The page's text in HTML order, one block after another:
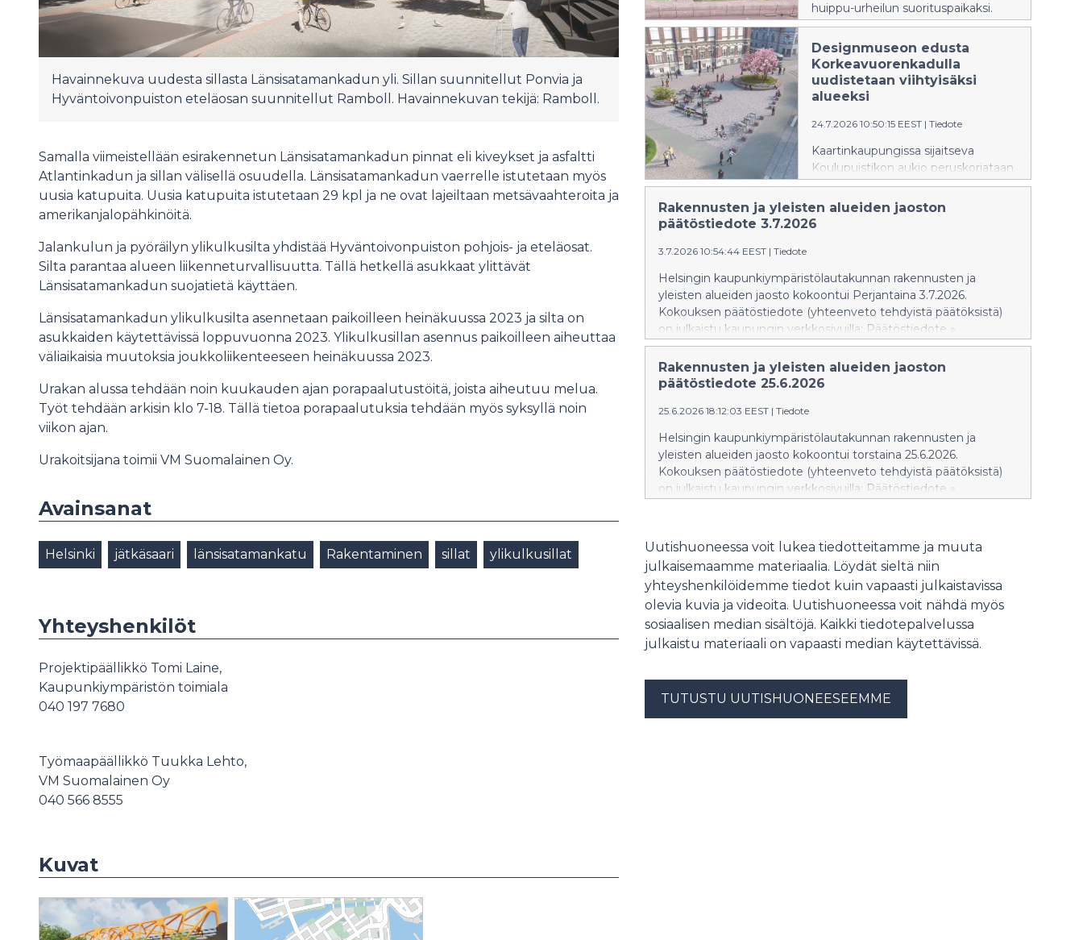
Havainnekuva uudesta sillasta Länsisatamankadun yli. Sillan suunnitellut Ponvia ja
Hyväntoivonpuiston eteläosan suunnitellut Ramboll. Havainnekuvan tekijä: Ramboll.
Samalla viimeistellään esirakennetun Länsisatamankadun pinnat eli kiveykset ja asfaltti
Atlantinkadun ja sillan välisellä osuudella. Länsisatamankadun vaerrelle istutetaan myös
uusia katupuita. Uusia katupuita istutetaan 29 kpl ja ne ovat lajeiltaan metsävaahteroita ja
amerikanjalopähkinöitä.
Jalankulun ja pyöräilyn ylikulkusilta yhdistää Hyväntoivonpuiston pohjois- ja eteläosat.
Silta parantaa alueen liikenneturvallisuutta. Tällä hetkellä asukkaat ylittävät
Länsisatamankadun suojatietä käyttäen.
Länsisatamankadun ylikulkusilta asennetaan paikoilleen heinäkuussa 2023 ja silta on
asukkaiden käytettävissä loppuvuonna 2023. Ylikulkusillan asennus paikoilleen aiheuttaa
väliaikaisia muutoksia joukkoliikenteeseen heinäkuussa 2023.
Urakan alussa tehdään noin kuukauden ajan porapaalutustöitä, joista aiheutuu melua.
Työt tehdään arkisin klo 7-18. Tällä tietoa porapaalutuksia tehdään myös syksyllä noin
viikon ajan.
Urakoitsijana toimii VM Suomalainen Oy.
Avainsanat
Helsinki jätkäsaari länsisatamankatu Rakentaminen sillat ylikulkusillat
Yhteyshenkilöt
Projektipäällikkö Tomi Laine,
Kaupunkiympäristön toimiala
040 197 7680
Työmaapäällikkö Tuukka Lehto,
VM Suomalainen Oy
040 566 8555
Kuvat
huippu-urheilun suorituspaikaksi.
Designmuseon edusta
Korkeavuorenkadulla
uudistetaan viihtyisäksi
alueeksi
24.7.2026 10:50:15 EEST | Tiedote
Kaartinkaupungissa sijaitseva
Koulupuistikon aukio peruskorjataan
syksyn aikana ympärivuotiseksi
viihtyisäksi alueeksi. Samalla
Designmuseon edusta
ja katujen kunnallistekniikkaa
uusitaan.
Rakennusten ja yleisten alueiden jaoston
päätöstiedote 3.7.2026
3.7.2026 10:54:44 EEST | Tiedote
Helsingin kaupunkiympäristölautakunnan rakennusten ja
yleisten alueiden jaosto kokoontui Perjantaina 3.7.2026.
Kokouksen päätöstiedote (yhteenveto tehdyistä päätöksistä)
on julkaistu kaupungin verkkosivuilla: Päätöstiedote »
Päätöstiedote näkyy verkkosivuilla siihen asti kun
kokouksen pöytäkirja julkaistaan. Pöytäkirja korvaa
valmistuttuaan päätöstiedotteen. Rakennusten ja yleisten
Rakennusten ja yleisten alueiden jaoston
päätöstiedote 25.6.2026
25.6.2026 18:12:03 EEST | Tiedote
Helsingin kaupunkiympäristölautakunnan rakennusten ja
yleisten alueiden jaosto kokoontui torstaina 25.6.2026.
Kokouksen päätöstiedote (yhteenveto tehdyistä päätöksistä)
on julkaistu kaupungin verkkosivuilla: Päätöstiedote »
valmistuttuaan päätöstiedotteen. Rakennusten ja yleisten
alueiden jaoston seuraava kokous on perjantaina 3.7.2026.
Uutishuoneessa voit lukea tiedotteitamme ja muuta
julkaisemaamme materiaalia. Löydät sieltä niin
yhteyshenkilöidemme tiedot kuin vapaasti julkaistavissa
olevia kuvia ja videoita. Uutishuoneessa voit nähdä myös
sosiaalisen median sisältöjä. Kaikki tiedotepalvelussa
julkaistu materiaali on vapaasti median käytettävissä.
TUTUSTU UUTISHUONEESEEMME